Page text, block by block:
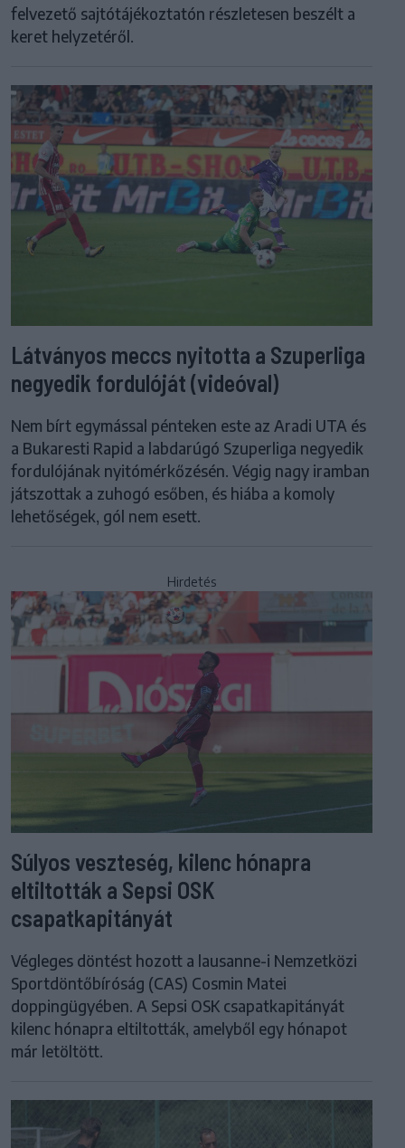
felvezető sajtótájékoztatón részletesen beszélt a
keret helyzetéről.
Látványos meccs nyitotta a Szuperliga
negyedik fordulóját (videóval)
Nem bírt egymással pénteken este az Aradi UTA és
a Bukaresti Rapid a labdarúgó Szuperliga negyedik
fordulójának nyitómérkőzésén. Végig nagy iramban
játszottak a zuhogó esőben, és hiába a komoly
lehetőségek, gól nem esett.
Hirdetés
Súlyos veszteség, kilenc hónapra
eltiltották a Sepsi OSK
csapatkapitányát
Végleges döntést hozott a lausanne-i Nemzetközi
Sportdöntőbíróság (CAS) Cosmin Matei
doppingügyében. A Sepsi OSK csapatkapitányát
kilenc hónapra eltiltották, amelyből egy hónapot
már letöltött.